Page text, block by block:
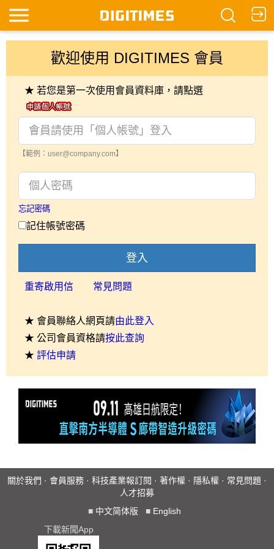
歡迎使用 DIGITIMES 會員
★ 若您是第一次使用會員資料庫，請點選
【範例：user@company.com】
忘記密碼
記住帳號密碼
登入
重寄啟用信 常見問題
★ 會員聯絡人網頁請由此登入
★ 公司會員資格請按此查詢
★ 評估申請
關於我們 · 會員服務 · 科技產業報訂閱 · 著作權 · 隱私權 · 常見問題 ·
人才招募
■ 中文简体版 ■ English
下載新聞App